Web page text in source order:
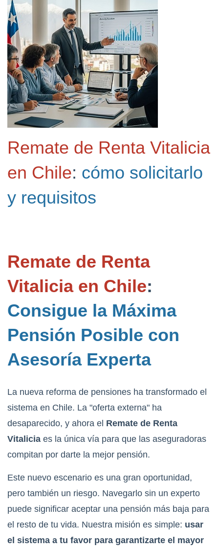
Remate de Renta Vitalicia
en Chile: cómo solicitarlo
y requisitos
Remate de Renta
Vitalicia en Chile:
Consigue la Máxima
Pensión Posible con
Asesoría Experta
La nueva reforma de pensiones ha transformado el
sistema en Chile. La "oferta externa" ha
desaparecido, y ahora el Remate de Renta
Vitalicia es la única vía para que las aseguradoras
compitan por darte la mejor pensión.
Este nuevo escenario es una gran oportunidad,
pero también un riesgo. Navegarlo sin un experto
puede significar aceptar una pensión más baja para
el resto de tu vida. Nuestra misión es simple: usar
el sistema a tu favor para garantizarte el mayor